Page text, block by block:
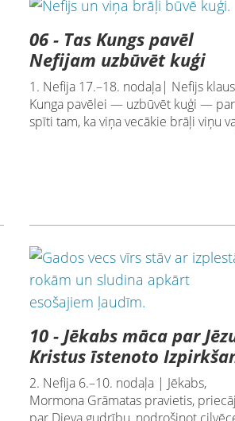
06 - Tas Kungs pavēl
Nefijam uzbūvēt kuģi
1. Nefija 17.–18. nodaļa| Nefijs
Kunga pavēlei — uzbūvēt kuģi — par
spīti tam, ka viņa vecākie brāļi viņu
10 - Jēkabs māca par
Kristus īstenoto
2. Nefija 6.–10. nodaļa | Jēkabs,
Mormona Grāmatas pravietis,